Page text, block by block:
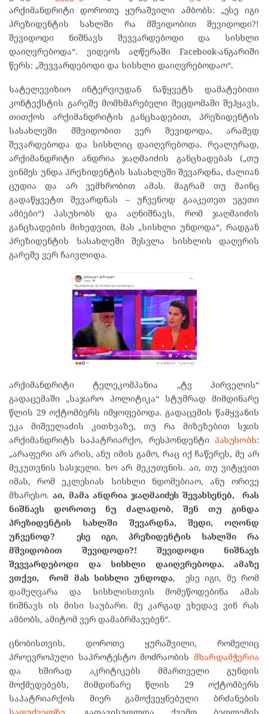
არქიმანდრიტი დოროთე ყურაშვილი ამბობს: „ესე იგი
პრეზიდენტის სახლში რა მშვიდობით შევიდოდი?!
შევიდოდი ნიშნავს შევვარდებოდი და სისხლი
დაიღვრებოდა“. ვიდეოს აღწერაში Facebook-ანგარიში
წერს: „შევვარდებოდი და სისხლი დაიღვრებოდაო“.
სატელევიზიო ინტერვიუდან ნაწყვეტს დამატებითი
კონტექსტის გარეშე მომხმარებელი შეცდომაში შეჰყავს,
თითქოს არქიმანდრიტის განცხადებით, პრეზიდენტის
სასახლეში მშვიდობით ვერ შევიდოდა, არამედ
შევარდებოდა და სისხლიც დაიღვრებოდა. რეალურად,
არქიმანდრიტი ანდრია ჯაღმაიძის განცხადებას („თუ
ვინმეს უნდა პრეზიდენტის სასახლეში შევარდნა, ძალიან
ცუდია და არ ვემხრობით ამას. მაგრამ თუ მაინც
გადაწყვეტთ შევარდნას – უჩვენოდ გააკეთეთ ეგეთი
ამბები“) პასუხობს და აღნიშნავს, რომ ჯაღმაიძის
განცხადების მიხედვით, მას „სისხლი უნდოდა“, რადგან
პრეზიდენტის სასახლეში შესვლა სისხლის დაღვრის
გარეშე ვერ ჩაივლიდა.
არქიმანდრიტი ტელეკომპანია „ტვ პირველის“
გადაცემაში „საჯარო პოლიტიკა“ სტუმრად მიმდინარე
წლის 29 ოქტომბერს იმყოფებოდა. გადაცემის წამყვანის
ეკა მიშველაძის კითხვაზე, თუ რა მიზეზებით სჯის
არქიმანდრიტს საპატრიარქო, რესპონდენტი პასუხობს:
„არაფერი არ არის, ანუ იმის გამო, რაც იქ ჩაწერეს, მე არ
მეკუთვნის სასჯელი. ხო არ მეკუთვნის. აი, თუ ვიტყვით
იმას, რომ ეკლესიას სისხლი ნდომებიაო, ანუ ორივე
მხარესო.აი, მამა ანდრია ჯაღმაიძეს შევახსენებ, რას
ნიშნავს დოროთე ნუ ძალადობ, შენ თუ გინდა
პრეზიდენტის სახლში შევარდნა, შედი, ოღონდ
უჩვენოდ? ესე იგი, პრეზიდენტის სახლში რა
მშვიდობით შევიდოდი?! შევიდოდი ნიშნავს
შევვარდებოდი და სისხლი დაიღვრებოდა. ამაზე
ვთქვი, რომ მას სისხლი უნდოდა, ესე იგი, მე რომ
დამეღვარა და სისხლისთვის მომეწოდებინა ამას
ნიშნავს ის მისი საუბარი. მე კარგად ვხედავ ვინ რას
ამბობს, ამიტომ ვერ დამაბრმავებენ“.
ცნობისთვის, დოროთე ყურაშვილი, რომელიც
პროევროპული საპროტესტო მოძრაობის მხარდამჭერია
და ხშირად აკრიტიკებს მმართველი გუნდის
მოქმედებებს, მიმდინარე წლის 29 ოქტომბერს
საპატრიარქოს მიერ გამოქვეყნებული ბრძანების